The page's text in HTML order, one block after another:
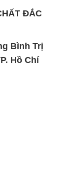
ĐẮC
Bình Trị
Hồ Chí